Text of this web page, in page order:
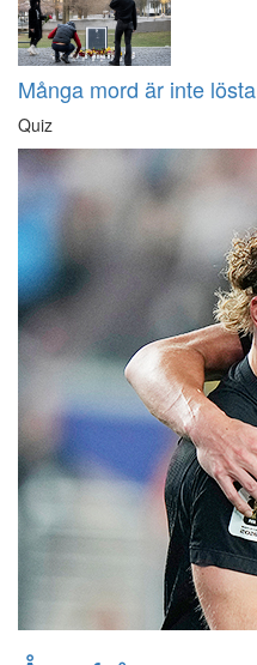
Många mord är inte lösta
Quiz